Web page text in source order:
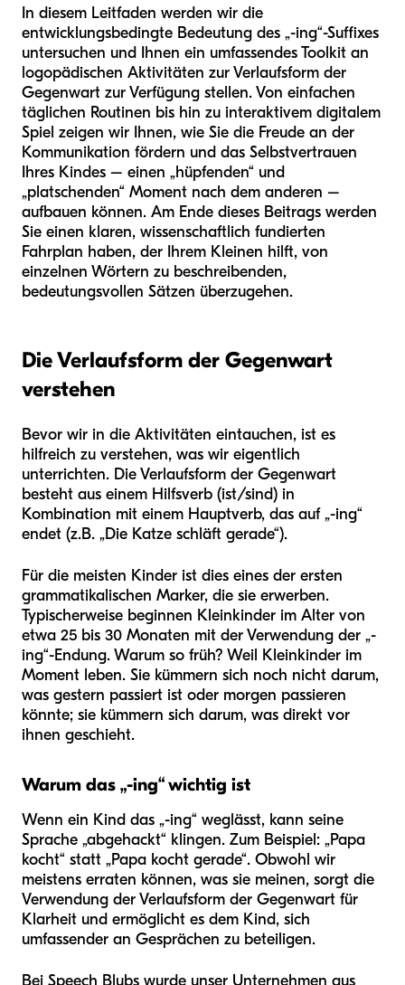
In diesem Leitfaden werden wir die
entwicklungsbedingte Bedeutung des „-ing“-Suffixes
untersuchen und Ihnen ein umfassendes Toolkit an
logopädischen Aktivitäten zur Verlaufsform der
Gegenwart zur Verfügung stellen. Von einfachen
täglichen Routinen bis hin zu interaktivem digitalem
Spiel zeigen wir Ihnen, wie Sie die Freude an der
Kommunikation fördern und das Selbstvertrauen
Ihres Kindes – einen „hüpfenden“ und
„platschenden“ Moment nach dem anderen –
aufbauen können. Am Ende dieses Beitrags werden
Sie einen klaren, wissenschaftlich fundierten
Fahrplan haben, der Ihrem Kleinen hilft, von
einzelnen Wörtern zu beschreibenden,
bedeutungsvollen Sätzen überzugehen.
Die Verlaufsform der Gegenwart
verstehen
Bevor wir in die Aktivitäten eintauchen, ist es
hilfreich zu verstehen, was wir eigentlich
unterrichten. Die Verlaufsform der Gegenwart
besteht aus einem Hilfsverb (ist/sind) in
Kombination mit einem Hauptverb, das auf „-ing“
endet (z.B. „Die Katze schläft gerade“).
Für die meisten Kinder ist dies eines der ersten
grammatikalischen Marker, die sie erwerben.
Typischerweise beginnen Kleinkinder im Alter von
etwa 25 bis 30 Monaten mit der Verwendung der „-
ing“-Endung. Warum so früh? Weil Kleinkinder im
Moment leben. Sie kümmern sich noch nicht darum,
was gestern passiert ist oder morgen passieren
könnte; sie kümmern sich darum, was direkt vor
ihnen geschieht.
Warum das „-ing“ wichtig ist
Wenn ein Kind das „-ing“ weglässt, kann seine
Sprache „abgehackt“ klingen. Zum Beispiel: „Papa
kocht“ statt „Papa kocht gerade“. Obwohl wir
meistens erraten können, was sie meinen, sorgt die
Verwendung der Verlaufsform der Gegenwart für
Klarheit und ermöglicht es dem Kind, sich
umfassender an Gesprächen zu beteiligen.
Bei Speech Blubs wurde unser Unternehmen aus